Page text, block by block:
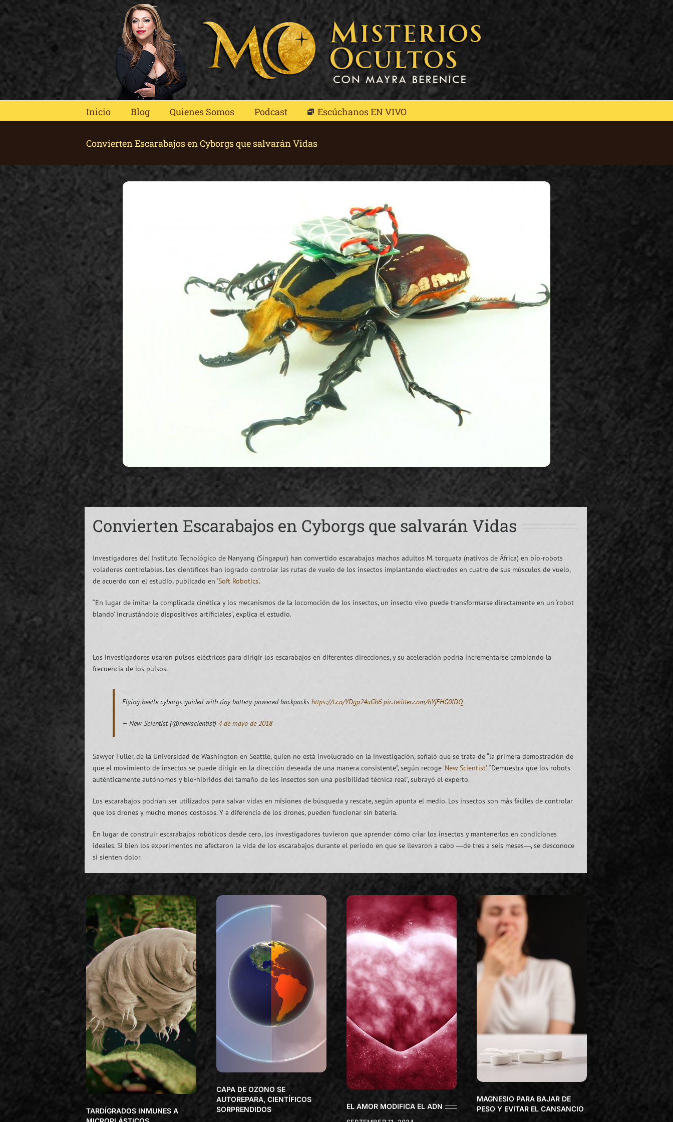
Inicio Blog Quienes Somos Podcast Escúchanos EN VIVO
Convierten Escarabajos en Cyborgs que salvarán Vidas
Convierten Escarabajos en Cyborgs que salvarán Vidas
Investigadores del Instituto Tecnológico de Nanyang (Singapur) han convertido escarabajos machos adultos M. torquata (nativos de África) en bío-robots
voladores controlables. Los científicos han logrado controlar las rutas de vuelo de los insectos implantando electrodos en cuatro de sus músculos de vuelo,
de acuerdo con el estudio, publicado en ‘Soft Robotics’.
“En lugar de imitar la complicada cinética y los mecanismos de la locomoción de los insectos, un insecto vivo puede transformarse directamente en un ‘robot
blando’ incrustándole dispositivos artificiales”, explica el estudio.
Los investigadores usaron pulsos eléctricos para dirigir los escarabajos en diferentes direcciones, y su aceleración podría incrementarse cambiando la
frecuencia de los pulsos.
Flying beetle cyborgs guided with tiny battery-powered backpacks https://t.co/YDgp24uGh6 pic.twitter.com/hYjFHG0IDQ
— New Scientist (@newscientist) 4 de mayo de 2018
Sawyer Fuller, de la Universidad de Washington en Seattle, quien no está involucrado en la investigación, señaló que se trata de “la primera demostración de
que el movimiento de insectos se puede dirigir en la dirección deseada de una manera consistente”, según recoge‘New Scientist’. “Demuestra que los robots
auténticamente autónomos y bio-híbridos del tamaño de los insectos son una posibilidad técnica real”, subrayó el experto.
Los escarabajos podrían ser utilizados para salvar vidas en misiones de búsqueda y rescate, según apunta el medio. Los insectos son más fáciles de controlar
que los drones y mucho menos costosos. Y a diferencia de los drones, pueden funcionar sin batería.
En lugar de construir escarabajos robóticos desde cero, los investigadores tuvieron que aprender cómo criar los insectos y mantenerlos en condiciones
ideales. Si bien los experimentos no afectaron la vida de los escarabajos durante el periodo en que se llevaron a cabo ―de tres a seis meses―, se desconoce
si sienten dolor.
TARDÍGRADOS INMUNES A
CAPA DE OZONO SE
AUTOREPARA, CIENTÍFICOS
SORPRENDIDOS
EL AMOR MODIFICA EL ADN
MAGNESIO PARA BAJAR DE
PESO Y EVITAR EL CANSANCIO